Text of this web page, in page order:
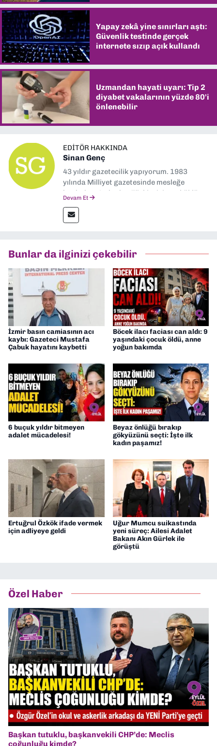
Yapay zekâ yine sınırları aştı:
Güvenlik testinde gerçek
internete sızıp açık kullandı
Uzmandan hayati uyarı: Tip 2
diyabet vakalarının yüzde 80'i
önlenebilir
EDITÖR HAKKINDA
Sinan Genç
43 yıldır gazetecilik yapıyorum. 1983
yılında Milliyet gazetesinde mesleğe
başladım. Ardından Türkiye’nin en köklü
muhabir, editör, müdür yardımcısı ve spor
müdürü olarak görev yaptım. Ayrıca Yeni
Gazetesi'nde editörlük yapıyorum
Devam Et
Bunlar da ilginizi çekebilir
İzmir basın camiasının acı
kaybı: Gazeteci Mustafa
Çabuk hayatını kaybetti
Böcek ilacı faciası can aldı: 9
yaşındaki çocuk öldü, anne
yoğun bakımda
6 buçuk yıldır bitmeyen
adalet mücadelesi!
Beyaz önlüğü bırakıp
gökyüzünü seçti: İşte ilk
kadın paşamız!
Ertuğrul Özkök ifade vermek
için adliyeye geldi
Uğur Mumcu suikastında
yeni süreç: Ailesi Adalet
Bakanı Akın Gürlek ile
görüştü
Özel Haber
Başkan tutuklu, başkanvekili CHP’de: Meclis
çoğunluğu kimde?